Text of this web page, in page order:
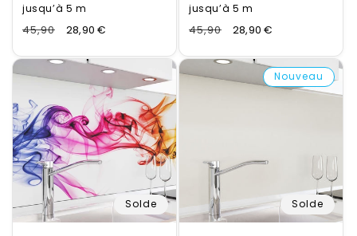
jusqu’à 5 m
Normaler
45,90 Verkaufspreis
28,90 €
jusqu’à 5 m
Normaler
45,90 Verkaufspreis
28,90 €
Solde
Nouveau
Solde